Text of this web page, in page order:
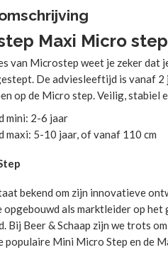
Maxi Micro
van Microstep weet je zeker dat
De adviesleeftijd is vanaf
op de Micro step. Veilig,
mini: 2-6 jaar
maxi: 5-10 jaar, of vanaf 110 cm
bekend om zijn innovatieve
als marktleider op
Bij Beer & Schaap zijn we trots
populaire Mini Micro Step en de